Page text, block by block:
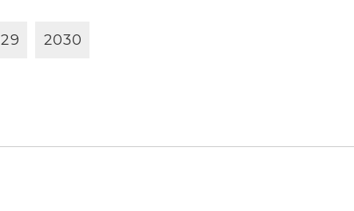
29 2030